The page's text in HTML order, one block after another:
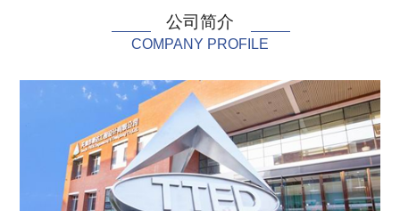
公司简介
COMPANY PROFILE